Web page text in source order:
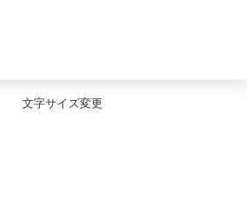
文字サイズ変更